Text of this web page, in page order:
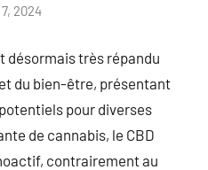
2024
désormais très répandu
du bien-être, présentant
pour diverses
de cannabis, le CBD
contrairement au